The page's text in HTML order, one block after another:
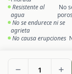
Resistente al
agua
No
poros
No se endurece ni se
agrieta
No causa erupciones
1